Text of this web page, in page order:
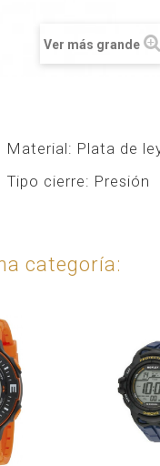
Ver más grande
Material: Plata de
Tipo cierre: Presión
categoría: